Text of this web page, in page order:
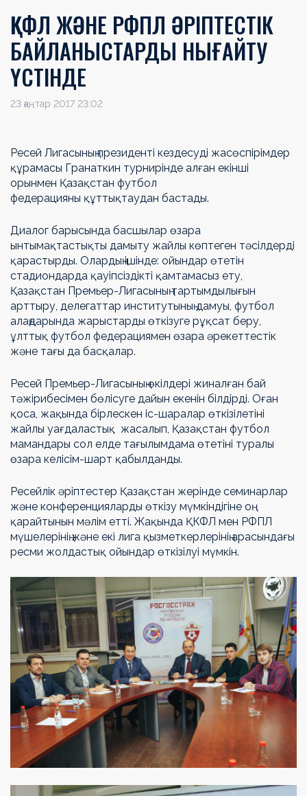
ҚКФЛ ЖӘНЕ РФПЛ ӘРІПТЕСТІК
БАЙЛАНЫСТАРДЫ НЫҒАЙТУ
ҮСТІНДЕ
23 қаңтар 2017 23:02
Ресей Лигасының президенті кездесуді жасөспірімдер
құрамасы Гранаткин турнирінде алған екінші
орынмен Қазақстан футбол
федерацияны құттықтаудан бастады.
Диалог барысында басшылар өзара
ынтымақтастықты дамыту жайлы көптеген тәсілдерді
қарастырды. Олардың ішінде: ойындар өтетін
стадиондарда қауіпсіздікті қамтамасыз ету,
Қазақстан Премьер-Лигасының тартымдылығын
арттыру, делегаттар институтының дамуы, футбол
алаңдарында жарыстарды өткізуге рұқсат беру,
ұлттық футбол федерациямен өзара әрекеттестік
және тағы да басқалар.
Ресей Премьер-Лигасының өкілдері жиналған бай
тәжірибесімен бөлісуге дайын екенін білдірді. Оған
қоса, жақында бірлескен іс-шаралар өткізілетіні
жайлы уағдаластық жасалып, Қазақстан футбол
мамандары сол елде тағылымдама өтетіні туралы
өзара келісім-шарт қабылданды.
Ресейлік әріптестер Қазақстан жерінде семинарлар
және конференцияларды өткізу мүмкіндігіне оң
қарайтынын мәлім етті. Жақында ҚКФЛ мен РФПЛ
мүшелерінің және екі лига қызметкерлерінің арасындағы
ресми жолдастық ойындар өткізілуі мүмкін.